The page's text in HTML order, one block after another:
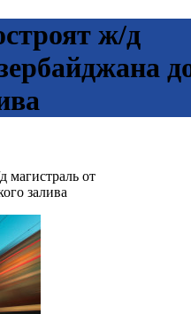
ж/д
магистраль от
залива